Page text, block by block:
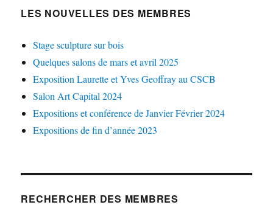
LES NOUVELLES DES MEMBRES
Stage sculpture sur bois
Quelques salons de mars et avril 2025
Exposition Laurette et Yves Geoffray au CSCB
Salon Art Capital 2024
Expositions et conférence de Janvier Février 2024
Expositions de fin d’année 2023
RECHERCHER DES MEMBRES